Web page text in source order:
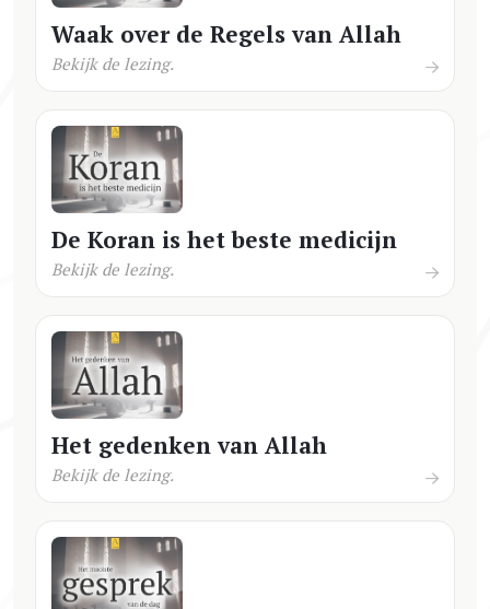
Waak over de Regels van Allah
Bekijk de lezing.
De Koran is het beste medicijn
Bekijk de lezing.
Het gedenken van Allah
Bekijk de lezing.